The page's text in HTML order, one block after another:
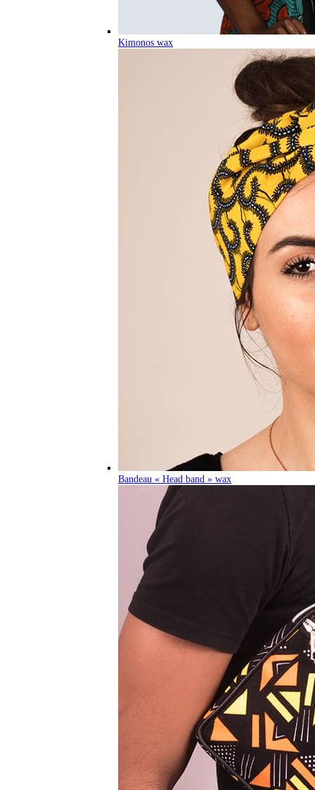
Kimonos wax
Bandeau « Head band » wax